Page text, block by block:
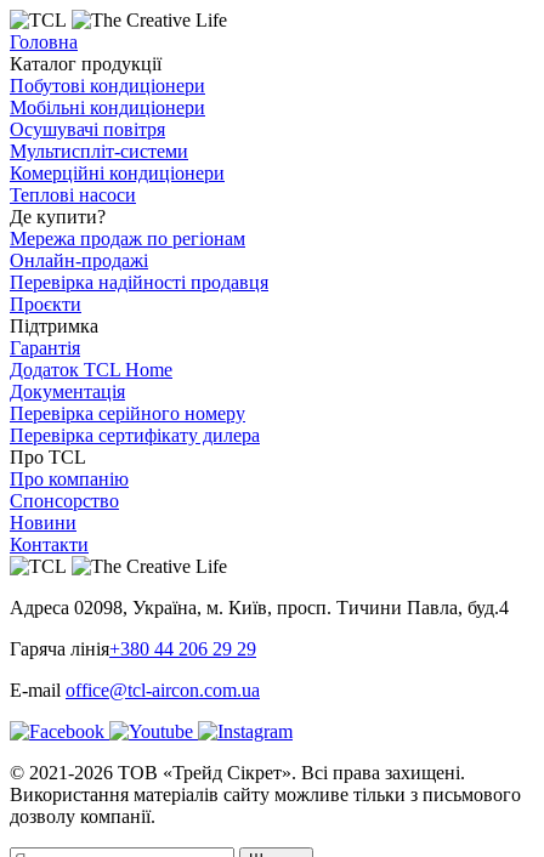
Головна
Каталог продукції
Побутові кондиціонери
Мобільні кондиціонери
Осушувачі повітря
Мультиспліт-системи
Комерційні кондиціонери
Теплові насоси
Де купити?
Мережа продаж по регіонам
Онлайн-продажі
Перевірка надійності продавця
Проєкти
Підтримка
Гарантія
Додаток TCL Home
Документація
Перевірка серійного номеру
Перевірка сертифікату дилера
Про TCL
Про компанію
Спонсорство
Новини
Контакти
Адреса 02098, Україна, м. Київ, просп. Тичини Павла, буд.4
Гаряча лінія+380 44 206 29 29
E-mail office@tcl-aircon.com.ua
© 2021-2026 ТОВ «Трейд Сікрет». Всі права захищені.
Використання матеріалів сайту можливе тільки з письмового
дозволу компанії.